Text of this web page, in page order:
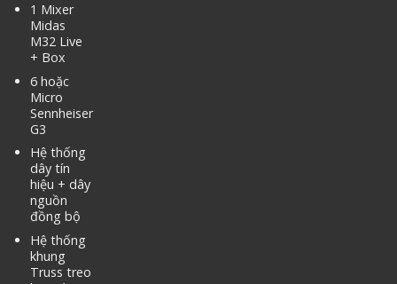
1 Mixer
Midas
M32 Live
+ Box
6 hoặc
Micro
Sennheiser
G3
Hệ thống
dây tín
hiệu + dây
nguồn
đồng bộ
Hệ thống
khung
Truss treo